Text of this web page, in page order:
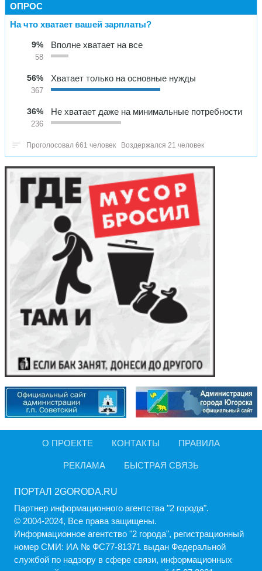
ОПРОС
На что хватает вашей зарплаты?
9%
58
Вполне хватает на все
56%
367
Хватает только на основные нужды
36%
236
Не хватает даже на минимальные потребности
Проголосовал 661 человек Воздержался 21 человек
О ПРОЕКТЕ КОНТАКТЫ ПРАВИЛА
РЕКЛАМА БЫСТРАЯ СВЯЗЬ
ПОРТАЛ 2GORODA.RU
Партнер информационного агентства "2 города".
© 2004-2024, Все права защищены.
Информационное агентство "2 города", регистрационный
номер СМИ: ИА № ФС77-81371 выдан Федеральной
службой по надзору в сфере связи, информационных